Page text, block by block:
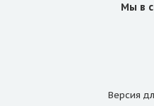
Мы в
Версия